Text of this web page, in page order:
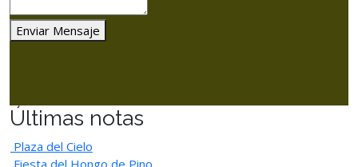
Enviar Mensaje
Últimas notas
Plaza del Cielo
Fiesta del Hongo de Pino